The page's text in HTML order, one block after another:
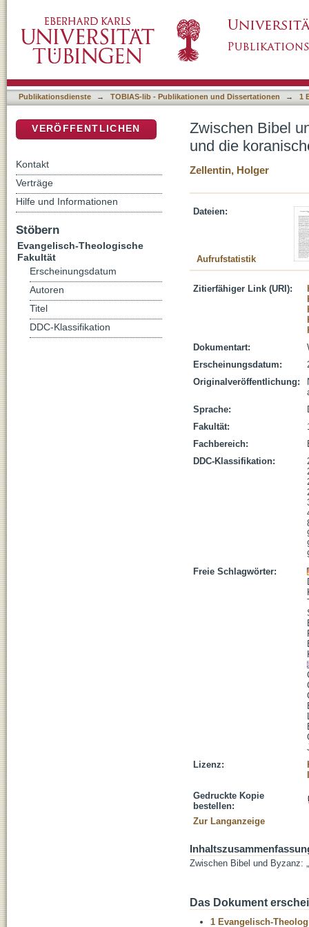
Strafgesetzgebung
Publikationsdienste → TOBIAS-lib - Publikationen und Dissertationen → 1
Zwischen Bibel
und die
Zellentin, Holger
Dateien:
Aufrufstatistik
Zitierfähiger Link (URI):
Dokumentart:
Erscheinungsdatum:
Originalveröffentlichung:
Sprache:
Fakultät:
Fachbereich:
DDC-Klassifikation:
Freie Schlagwörter:
Lizenz:
Gedruckte Kopie
bestellen:
Zur Langanzeige
Zwischen Bibel und Byzanz:
Das Dokument
1 Evangelisch-
VERÖFFENTLICHEN
Kontakt
Verträge
Hilfe und Informationen
Stöbern
Evangelisch-Theologische
Fakultät
Erscheinungsdatum
Autoren
Titel
DDC-Klassifikation